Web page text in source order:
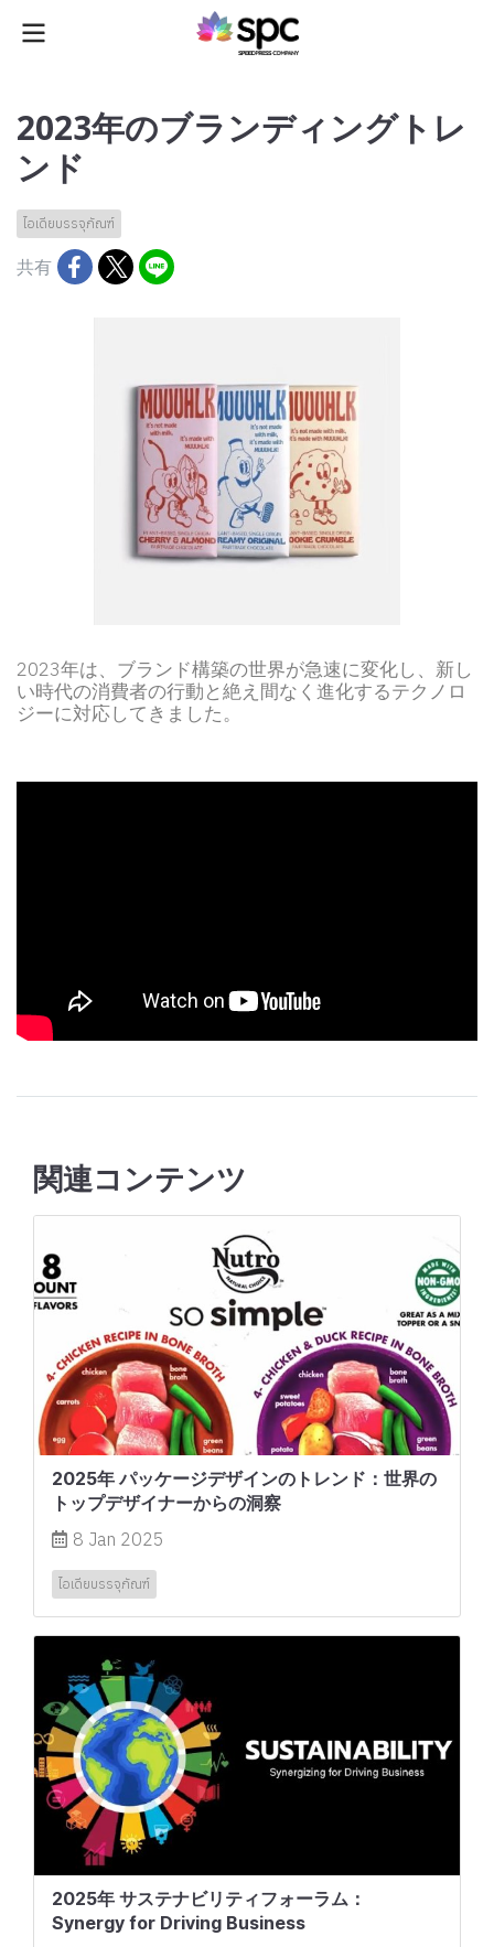
2023年のブランディングトレ
ンド
ไอเดียบรรจุภัณฑ์
共有
2023年は、ブランド構築の世界が急速に変化し、新し
い時代の消費者の行動と絶え間なく進化するテクノロ
ジーに対応してきました。
関連コンテンツ
2025年 パッケージデザインのトレンド：世界の
トップデザイナーからの洞察
8 Jan 2025
ไอเดียบรรจุภัณฑ์
2025年 サステナビリティフォーラム：
Synergy for Driving Business